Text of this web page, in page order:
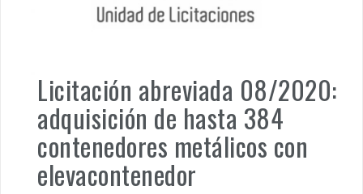
Licitación abreviada 08/2020:
adquisición de hasta 384
contenedores metálicos con
elevacontenedor